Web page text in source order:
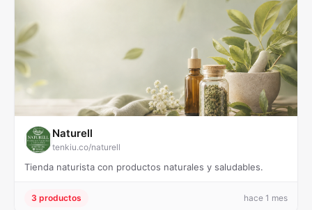
Naturell
tenkiu.co/naturell
Tienda naturista con productos naturales y saludables.
3 productos hace 1 mes